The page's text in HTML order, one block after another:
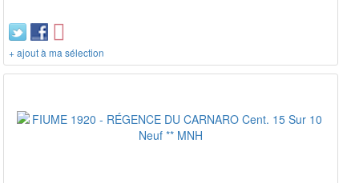
+ ajout à ma sélection